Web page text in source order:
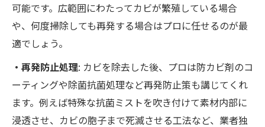
可能です。広範囲にわたってカビが繁殖している場合
や、何度掃除しても再発する場合はプロに任せるのが最
適でしょう。
・再発防止処理: カビを除去した後、プロは防カビ剤のコ
ーティングや除菌抗菌処理など再発防止策も講じてくれ
ます。例えば特殊な抗菌ミストを吹き付けて素材内部に
浸透させ、カビの胞子まで死滅させる工法など、業者独